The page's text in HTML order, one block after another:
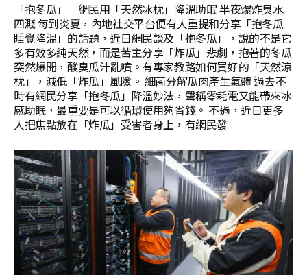
「抱冬瓜」︱網民用「天然冰枕」降溫助眠 半夜爆炸臭水
四濺 每到炎夏，內地社交平台便有人重提和分享「抱冬瓜
睡覺降溫」的話題，近日網民談及「抱冬瓜」，說的不是它
多有效多純天然，而是苦主分享「炸瓜」悲劇，抱著的冬瓜
突然爆開，酸臭瓜汁亂噴。有專家教路如何買好的「天然涼
枕」，減低「炸瓜」風險。 細菌分解瓜肉產生氣體 過去不
時有網民分享「抱冬瓜」降溫妙法，聲稱零耗電又能帶來冰
感助眠，最重要是可以循環使用夠省錢。 不過，近日更多
人把焦點放在「炸瓜」受害者身上，有網民發